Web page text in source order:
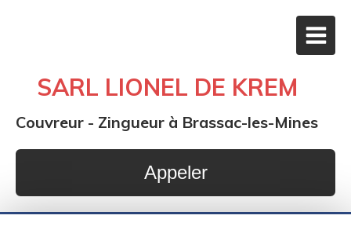
SARL LIONEL DE KREM
Couvreur - Zingueur à Brassac-les-Mines
Appeler